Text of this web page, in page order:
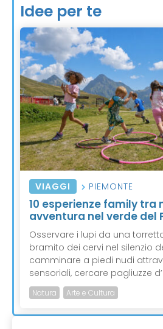
Idee per te
VIAGGI PIEMONTE
10 esperienze family tra
avventura nel verde del
Osservare i lupi da una
bramito dei cervi nel silenzio
camminare a piedi nudi
sensoriali, cercare pagliuzze
Natura Arte e Cultura